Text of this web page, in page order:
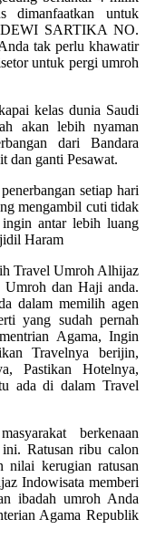
dimanfaatkan untuk
DEWI SARTIKA NO.
tak perlu khawatir
untuk pergi umroh
kelas dunia Saudi
akan lebih nyaman
dari Bandara
dan ganti Pesawat.
setiap hari
mengambil cuti tidak
antar lebih luang
Haram
Travel Umroh Alhijaz
Umroh dan Haji anda.
dalam memilih agen
yang sudah pernah
Agama, Ingin
Travelnya berijin,
Pastikan Hotelnya,
ada di dalam Travel
berkenaan
Ratusan ribu calon
nilai kerugian ratusan
Indowisata memberi
ibadah umroh Anda
Agama Republik